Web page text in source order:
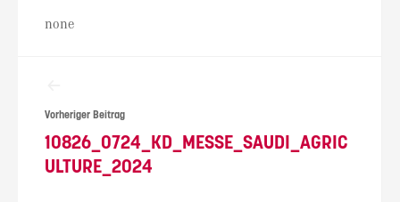
none
Vorheriger Beitrag
10826_0724_KD_MESSE_SAUDI_AGRIC
ULTURE_2024